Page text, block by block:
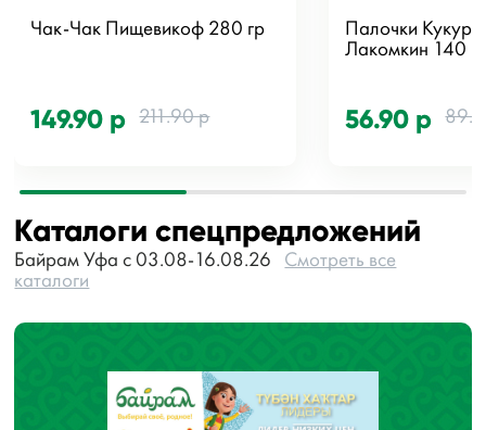
Чак-Чак Пищевикоф 280 гр
149.90 р 211.90 р
Палочки
Лакомкин 140
56.90 р
Каталоги спецпредложений
Байрам Уфа с 03.08-16.08.26 Смотреть все
каталоги